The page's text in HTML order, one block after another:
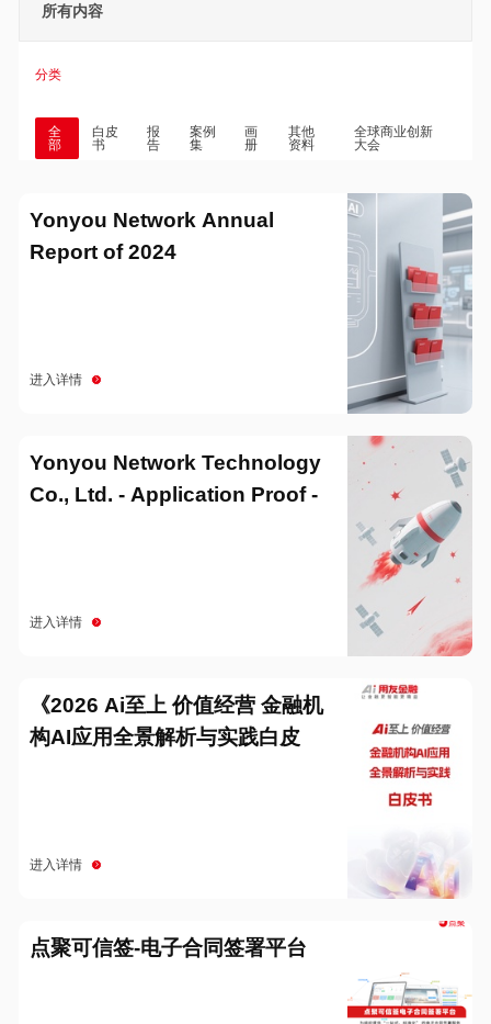
所有内容
分类
全
部
白皮
书
报
告
案例
集
画
册
其他
资料
全球商业创新
大会
Yonyou Network Annual
Report of 2024
进入详情
Yonyou Network Technology
Co., Ltd. - Application Proof -
进入详情
《2026 Ai至上 价值经营 金融机
构AI应用全景解析与实践白皮
进入详情
点聚可信签-电子合同签署平台